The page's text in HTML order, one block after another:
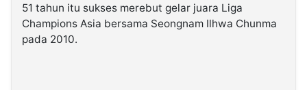
51 tahun itu sukses merebut gelar juara Liga
Champions Asia bersama Seongnam Ilhwa Chunma
pada 2010.